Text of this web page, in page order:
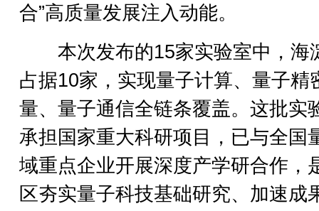
合”高质量发展注入动能。
本次发布的15家实验室中，海
占据10家，实现量子计算、量子精
量、量子通信全链条覆盖。这批实
承担国家重大科研项目，已与全国
域重点企业开展深度产学研合作，
区夯实量子科技基础研究、加速成